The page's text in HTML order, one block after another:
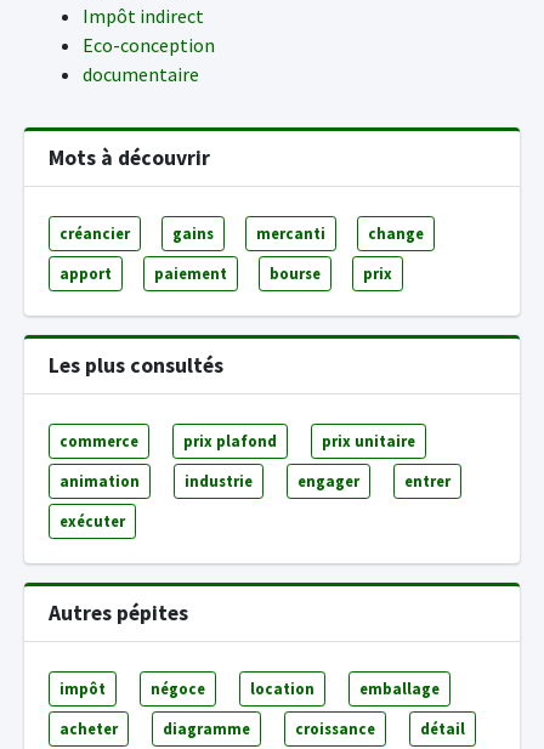
Impôt indirect
Eco-conception
documentaire
Mots à découvrir
créancier gains mercanti change
apport paiement bourse prix
Les plus consultés
commerce prix plafond prix unitaire
animation industrie engager entrer
exécuter
Autres pépites
impôt négoce location emballage
acheter diagramme croissance détail